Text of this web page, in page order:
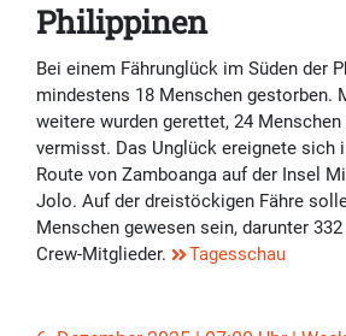
Philippinen
Bei einem Fährunglück im Süden der
mindestens 18 Menschen gestorben.
weitere wurden gerettet, 24
vermisst. Das Unglück ereignete sich
Route von Zamboanga auf der Insel
Jolo. Auf der dreistöckigen Fähre
Menschen gewesen sein, darunter
Crew-Mitglieder.
Tagesschau